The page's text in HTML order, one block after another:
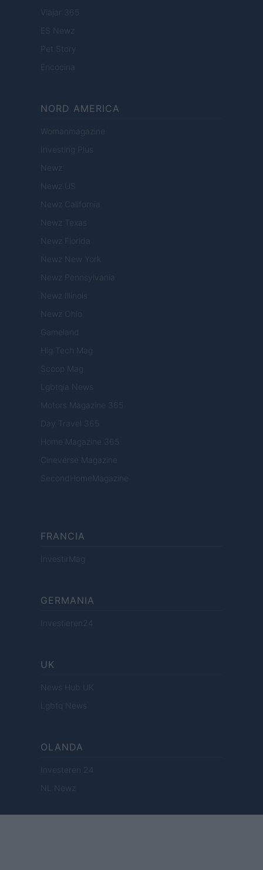
Viajar 365
ES Newz
Pet Story
Encocina
NORD AMERICA
Womanmagazine
Investing Plus
Newz
Newz US
Newz California
Newz Texas
Newz Florida
Newz New York
Newz Pennsylvania
Newz Illinois
Newz Ohio
Gameland
Hig Tech Mag
Scoop Mag
Lgbtqia News
Motors Magazine 365
Day Travel 365
Home Magazine 365
Cineverse Magazine
SecondHomeMagazine
FRANCIA
InvestirMag
GERMANIA
Investieren24
UK
News Hub UK
Lgbtq News
OLANDA
Investeren 24
NL Newz